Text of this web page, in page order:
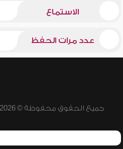
الاستماع
عدد مرات الحفظ
جميع الحقوق محفوظة © 2026 - 1998 لشبكة إسلام ويب